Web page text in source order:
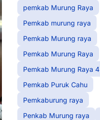
pemkab Murung Raya
Pemkab murung raya
Pemkab Murung raya
Pemkab Murung Raya
Pemkab Murung Raya 4
Pemkab Puruk Cahu
Pemkaburung raya
Penkab Murung raya